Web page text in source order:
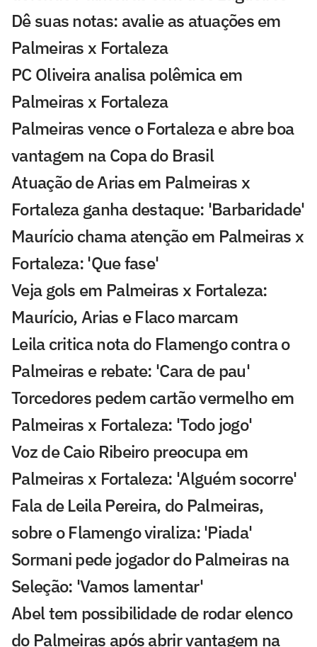
Dê suas notas: avalie as atuações em
Palmeiras x Fortaleza
PC Oliveira analisa polêmica em
Palmeiras x Fortaleza
Palmeiras vence o Fortaleza e abre boa
vantagem na Copa do Brasil
Atuação de Arias em Palmeiras x
Fortaleza ganha destaque: 'Barbaridade'
Maurício chama atenção em Palmeiras x
Fortaleza: 'Que fase'
Veja gols em Palmeiras x Fortaleza:
Maurício, Arias e Flaco marcam
Leila critica nota do Flamengo contra o
Palmeiras e rebate: 'Cara de pau'
Torcedores pedem cartão vermelho em
Palmeiras x Fortaleza: 'Todo jogo'
Voz de Caio Ribeiro preocupa em
Palmeiras x Fortaleza: 'Alguém socorre'
Fala de Leila Pereira, do Palmeiras,
sobre o Flamengo viraliza: 'Piada'
Sormani pede jogador do Palmeiras na
Seleção: 'Vamos lamentar'
Abel tem possibilidade de rodar elenco
do Palmeiras após abrir vantagem na